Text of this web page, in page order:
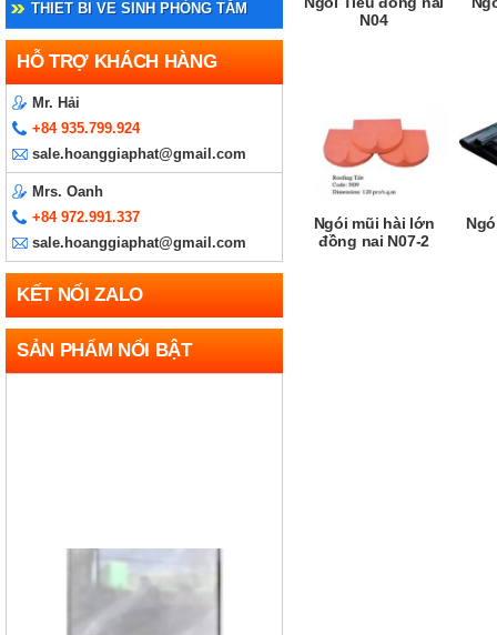
THIET BI VE SINH PHÒNG TẮM
HỖ TRỢ KHÁCH HÀNG
Mr. Hải
+84 935.799.924
sale.hoanggiaphat@gmail.com
Mrs. Oanh
+84 972.991.337
sale.hoanggiaphat@gmail.com
KẾT NỐI ZALO
SẢN PHẨM NỔI BẬT
N04
Ngói mũi hài lớn
đồng nai N07-2